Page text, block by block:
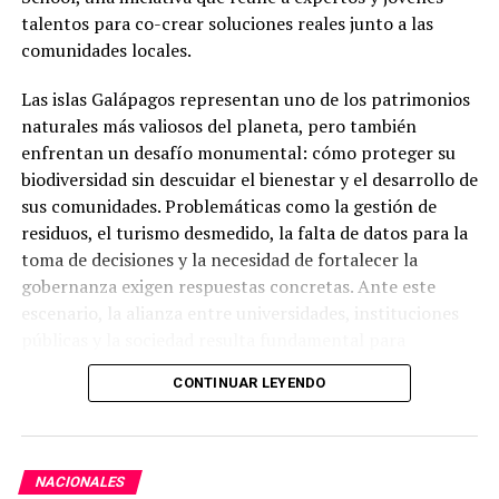
tiene clarísimo el por qué de la decisión de Leonardo
Rodríguez”, subrayó.
talentos para co-crear soluciones reales junto a las
comunidades locales.
Las islas Galápagos representan uno de los patrimonios
naturales más valiosos del planeta, pero también
enfrentan un desafío monumental: cómo proteger su
biodiversidad sin descuidar el bienestar y el desarrollo de
sus comunidades. Problemáticas como la gestión de
residuos, el turismo desmedido, la falta de datos para la
toma de decisiones y la necesidad de fortalecer la
gobernanza exigen respuestas concretas. Ante este
escenario, la alianza entre universidades, instituciones
construir soluciones sostenibles y de largo plazo.
trascender las aulas y convertirse en un motor de
cambio. Con ese propósito, la Universidad Técnica
CONTINUAR LEYENDO
NACIONALES